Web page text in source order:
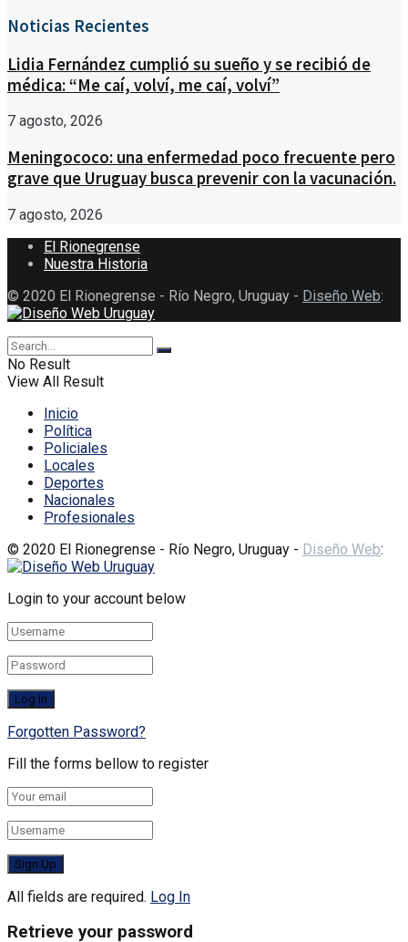
Noticias Recientes
Lidia Fernández cumplió su sueño y se recibió de
médica: “Me caí, volví, me caí, volví”
7 agosto, 2026
Meningococo: una enfermedad poco frecuente pero
grave que Uruguay busca prevenir con la vacunación.
7 agosto, 2026
El Rionegrense
Nuestra Historia
© 2020 El Rionegrense - Río Negro, Uruguay - Diseño Web:
No Result
View All Result
Inicio
Política
Policiales
Locales
Deportes
Nacionales
Profesionales
© 2020 El Rionegrense - Río Negro, Uruguay - Diseño Web:
Login to your account below
Forgotten Password?
Fill the forms bellow to register
All fields are required. Log In
Retrieve your password